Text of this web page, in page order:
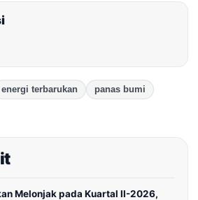
energi terbarukan
panas bumi
Melonjak pada Kuartal II-2026,